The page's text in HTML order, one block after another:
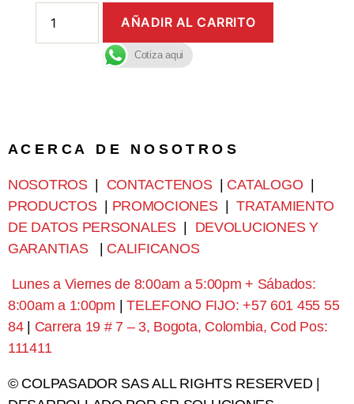
AÑADIR AL CARRITO
Cotiza aqui
A C E R C A D E N O S O T R O S
NOSOTROS| CONTACTENOS| CATALOGO |
PRODUCTOS| PROMOCIONES|TRATAMIENTO
DE DATOS PERSONALES| DEVOLUCIONES Y
GARANTIAS
| CALIFICANOS
Lunes a Viernes de 8:00am a 5:00pm + Sábados:
8:00am a 1:00pm |TELEFONO FIJO: +57 601 455 55
84| Carrera 19 # 7 – 3, Bogota, Colombia, Cod Pos:
111411
© COLPASADOR SAS ALL RIGHTS RESERVED |